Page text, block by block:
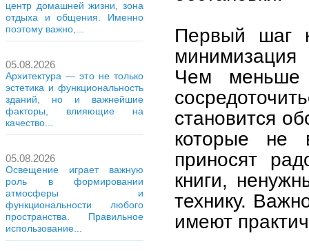
центр домашней жизни, зона
отдыха и общения. Именно
поэтому важно,...
05.08.2026
Архитектура — это не только
эстетика и функциональность
зданий, но и важнейшие
факторы, влияющие на
качество...
05.08.2026
Освещение играет важную
роль в формировании
атмосферы и
функциональности любого
пространства. Правильное
использование...
Первый шаг
Чем меньше
становится
которые не
приносят
книги,
технику.
имеют